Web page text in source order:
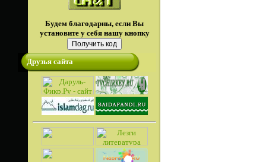
Будем благодарны, если Вы
установите у себя нашу кнопку
Друзья сайта